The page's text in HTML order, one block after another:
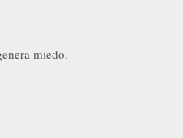
miedo.